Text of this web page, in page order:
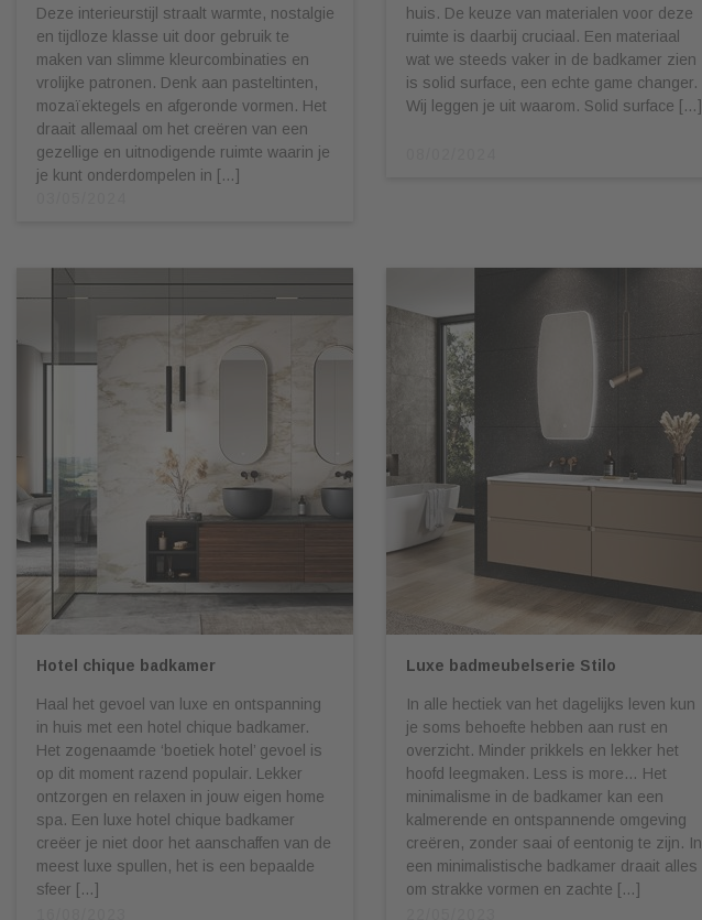
Deze interieurstijl straalt warmte, nostalgie
en tijdloze klasse uit door gebruik te
maken van slimme kleurcombinaties en
vrolijke patronen. Denk aan pasteltinten,
mozaïektegels en afgeronde vormen. Het
draait allemaal om het creëren van een
gezellige en uitnodigende ruimte waarin je
je kunt onderdompelen in […]
huis. De keuze van materialen voor deze
ruimte is daarbij cruciaal. Een materiaal
wat we steeds vaker in de badkamer zien
is solid surface, een echte game changer.
Wij leggen je uit waarom. Solid surface […]
Hotel chique badkamer
Haal het gevoel van luxe en ontspanning
in huis met een hotel chique badkamer.
Het zogenaamde ‘boetiek hotel’ gevoel is
op dit moment razend populair. Lekker
ontzorgen en relaxen in jouw eigen home
spa. Een luxe hotel chique badkamer
creëer je niet door het aanschaffen van de
meest luxe spullen, het is een bepaalde
sfeer […]
Luxe badmeubelserie Stilo
In alle hectiek van het dagelijks leven kun
je soms behoefte hebben aan rust en
overzicht. Minder prikkels en lekker het
hoofd leegmaken. Less is more… Het
minimalisme in de badkamer kan een
kalmerende en ontspannende omgeving
creëren, zonder saai of eentonig te zijn. In
een minimalistische badkamer draait alles
om strakke vormen en zachte […]